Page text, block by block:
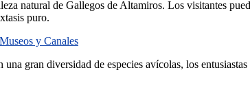
natural de Gallegos de Altamiros. Los visitantes
puro.
y Canales
gran diversidad de especies avícolas, los